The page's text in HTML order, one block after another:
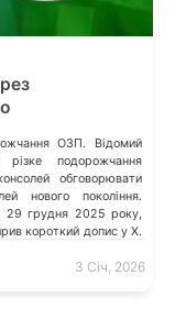
ОЗП. Відомий
подорожчання
обговорювати
нового покоління.
29 грудня 2025 року,
короткий допис у X.
[…]
3 Січ, 2026